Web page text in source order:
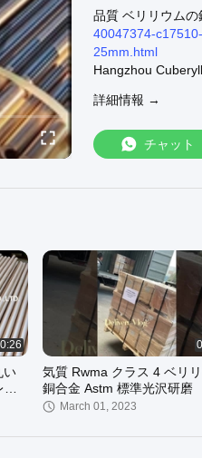
品質 ベリリウムの
40047374-
25mm.html
Hangzhou
ベリリウムの銅合
C17200ベリリウム
c17200-beryllium-
詳細情報 →
チャット
い
気質 Rwma クラス 4 ベリ
銅合金 Astm 標準光沢研磨
March 01, 2023